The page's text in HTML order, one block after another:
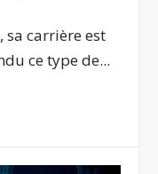
sa carrière est
ce type de...